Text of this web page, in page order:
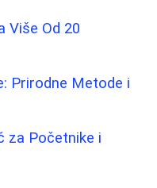
Više Od 20
Prirodne Metode i
za Početnike i